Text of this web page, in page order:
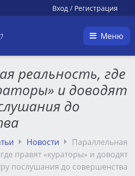
Вход / Регистрация
Меню
реальность, где
и доводят
до
Новости
Параллельная
правят «кураторы» и доводят
послушания до совершенства